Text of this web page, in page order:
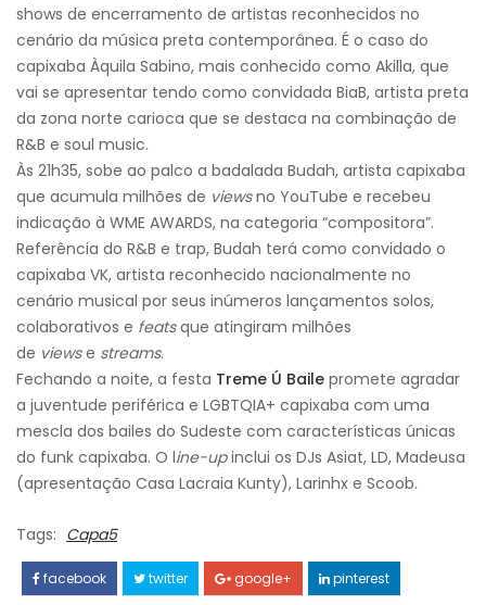
shows de encerramento de artistas reconhecidos no
cenário da música preta contemporânea. É o caso do
capixaba Àquila Sabino, mais conhecido como Akilla, que
vai se apresentar tendo como convidada BiaB, artista preta
da zona norte carioca que se destaca na combinação de
R&B e soul music.
Às 21h35, sobe ao palco a badalada Budah, artista capixaba
que acumula milhões de viewsno YouTube e recebeu
indicação à WME AWARDS, na categoria “compositora”.
Referência do R&B e trap, Budah terá como convidado o
capixaba VK, artista reconhecido nacionalmente no
cenário musical por seus inúmeros lançamentos solos,
colaborativos e featsque atingiram milhões
de viewse streams.
Fechando a noite, a festa Treme Ú Baile promete agradar
a juventude periférica e LGBTQIA+ capixaba com uma
mescla dos bailes do Sudeste com características únicas
do funk capixaba. O line-upinclui os DJs Asiat, LD, Madeusa
(apresentação Casa Lacraia Kunty), Larinhx e Scoob.
Tags: Capa5
facebook twitter google+ pinterest